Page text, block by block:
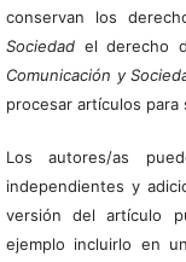
conservan los
Sociedadel derecho
Comunicación y
procesar artículos para
Los autores/as
independientes y
versión del artículo
ejemplo incluirlo en